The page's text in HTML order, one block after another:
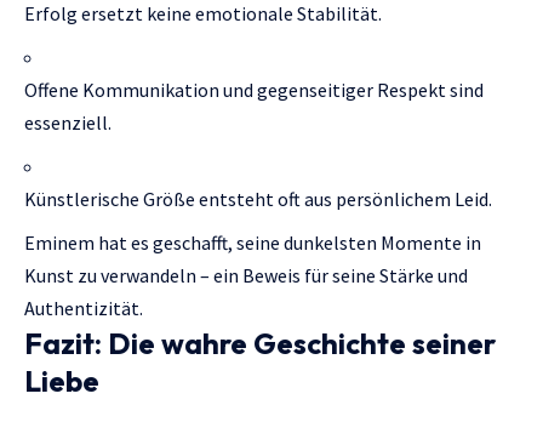
Erfolg ersetzt keine emotionale Stabilität.
Offene Kommunikation und gegenseitiger Respekt sind
essenziell.
Künstlerische Größe entsteht oft aus persönlichem Leid.
Eminem hat es geschafft, seine dunkelsten Momente in
Kunst zu verwandeln – ein Beweis für seine Stärke und
Authentizität.
Fazit: Die wahre Geschichte seiner
Liebe